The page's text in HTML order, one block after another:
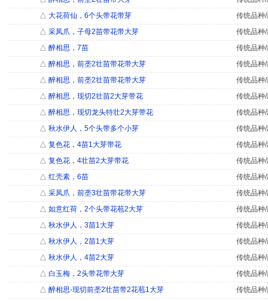
△ 大花荷仙，6个头带花带芽
传统品种
△ 采凤爪，子母2苗带花带大芽
传统品种
△ 醉相思，7苗
传统品种
△ 醉相思，前垄2壮苗带花带大芽
传统品种
△ 醉相思，前垄2壮苗带花带大芽
传统品种
△ 醉相思，现切2壮苗2大芽带花
传统品种
△ 醉相思，现切龙头特壮2大芽带花
传统品种
△ 秋水伊人，5个头带多个小芽
传统品种
△ 复色花，4苗1大芽带花
传统品种
△ 复色花，4壮苗2大芽带花
传统品种
△ 红壳素，6苗
传统品种
△ 采凤爪，前垄3壮苗带花带大芽
传统品种
△ 如意红荷，2个头带花苞2大芽
传统品种
△ 秋水伊人，3苗1大芽
传统品种
△ 秋水伊人，2苗1大芽
传统品种
△ 秋水伊人，4苗2大芽
传统品种
△ 白玉梅，2头带花带大芽
传统品种
△ 醉相思-现切前垄2壮苗带2花苞1大芽
传统品种